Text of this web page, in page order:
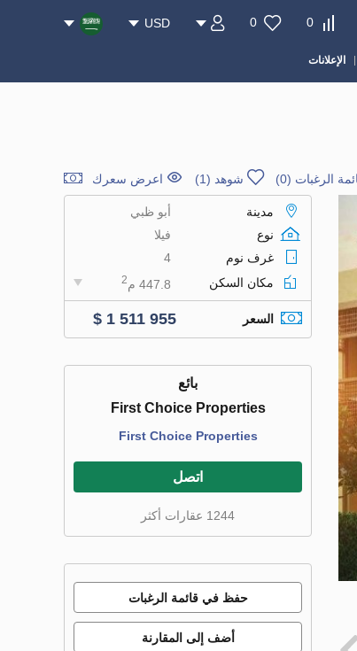
0
0
USD
الإعلانات
الرغبات (
0
) شوهد (1) اعرض سعرك
مدينة
أبو ظبي
نوع
فيلا
غرف نوم
4
مكان السكن
447.8 م 2
السعر $ 1 511 955
بائع
First Choice Properties
First Choice Properties
اتصل
1244 عقارات أكثر
حفظ في قائمة الرغبات
أضف إلى المقارنة